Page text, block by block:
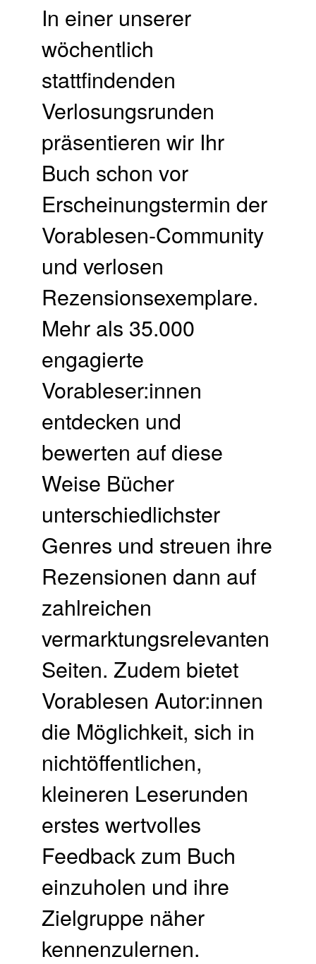
In einer unserer
wöchentlich
stattfindenden
Verlosungsrunden
präsentieren wir Ihr
Buch schon vor
Erscheinungstermin der
Vorablesen-Community
und verlosen
Rezensionsexemplare.
Mehr als 35.000
engagierte
Vorableser:innen
entdecken und
bewerten auf diese
Weise Bücher
unterschiedlichster
Genres und streuen ihre
Rezensionen dann auf
zahlreichen
vermarktungsrelevanten
Seiten. Zudem bietet
Vorablesen Autor:innen
die Möglichkeit, sich in
nichtöffentlichen,
kleineren Leserunden
erstes wertvolles
Feedback zum Buch
einzuholen und ihre
Zielgruppe näher
kennenzulernen.